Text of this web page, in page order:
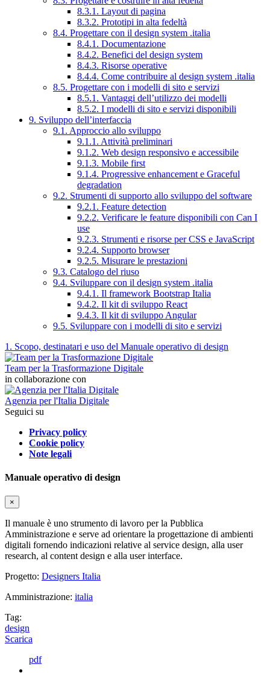
8.3.1. Layout di pagina
8.3.2. Prototipi in alta fedeltà
8.4. Progettare con il design system .italia
8.4.1. Documentazione
8.4.2. Benefici del design system
8.4.3. Risorse operative
8.4.4. Come contribuire al design system .italia
8.5. Progettare con i modelli di sito e servizi
8.5.1. Vantaggi dell’utilizzo dei modelli
8.5.2. I modelli di sito e servizi disponibili
9. Sviluppo dell’interfaccia
9.1. Approccio allo sviluppo
9.1.1. Attività preliminari
9.1.2. Web design responsivo e accessibile
9.1.3. Mobile first
9.1.4. Progressive enhancement e Graceful
degradation
9.2. Strumenti di supporto allo sviluppo del software
9.2.1. Feature detection
9.2.2. Verificare le feature disponibili con Can I
use
9.2.3. Strumenti e risorse per CSS e JavaScript
9.2.4. Supporto browser
9.2.5. Misurare le prestazioni
9.3. Catalogo del riuso
9.4. Sviluppare con il design system .italia
9.4.1. Il framework Bootstrap Italia
9.4.2. Il kit di sviluppo React
9.4.3. Il kit di sviluppo Angular
9.5. Sviluppare con i modelli di sito e servizi
1. Scopo, destinatari e uso del Manuale operativo di design
Team per la Trasformazione Digitale
in collaborazione con
Agenzia per l'Italia Digitale
Seguici su
Privacy policy
Cookie policy
Note legali
Manuale operativo di design
×
Il manuale è uno strumento di lavoro per la Pubblica
Amministrazione e serve ad orientare la progettazione di ambienti
digitali fornendo indicazioni relative al service design, alla user
research, al content design e alla user interface.
Progetto: Designers Italia
Amministrazione: italia
Tag:
design
Scarica
pdf